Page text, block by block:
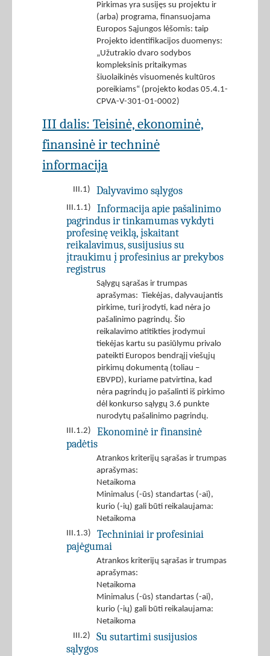
Pirkimas yra susijęs su projektu ir
(arba) programa, finansuojama
Europos Sąjungos lėšomis: taip
Projekto identifikacijos duomenys:
„Užutrakio dvaro sodybos
kompleksinis pritaikymas
šiuolaikinės visuomenės kultūros
poreikiams“ (projekto kodas 05.4.1-
CPVA-V-301-01-0002)
III dalis: Teisinė, ekonominė,
finansinė ir techninė
informacija
III.1) Dalyvavimo sąlygos
III.1.1)
Informacija apie pašalinimo
pagrindus ir tinkamumas vykdyti
profesinę veiklą, įskaitant
reikalavimus, susijusius su
įtraukimu į profesinius ar prekybos
registrus
Sąlygų sąrašas ir trumpas
aprašymas: Tiekėjas, dalyvaujantis
pirkime, turi įrodyti, kad nėra jo
pašalinimo pagrindų. Šio
reikalavimo atitikties įrodymui
tiekėjas kartu su pasiūlymu privalo
pateikti Europos bendrąjį viešųjų
pirkimų dokumentą (toliau –
EBVPD), kuriame patvirtina, kad
nėra pagrindų jo pašalinti iš pirkimo
dėl konkurso sąlygų 3.6 punkte
nurodytų pašalinimo pagrindų.
III.1.2)
Ekonominė ir finansinė
padėtis
Atrankos kriterijų sąrašas ir trumpas
aprašymas:
Netaikoma
Minimalus (-ūs) standartas (-ai),
kurio (-ių) gali būti reikalaujama:
Netaikoma
III.1.3)
Techniniai ir profesiniai
pajėgumai
Atrankos kriterijų sąrašas ir trumpas
aprašymas:
Netaikoma
Minimalus (-ūs) standartas (-ai),
kurio (-ių) gali būti reikalaujama:
Netaikoma
III.2)
Su sutartimi susijusios
sąlygos